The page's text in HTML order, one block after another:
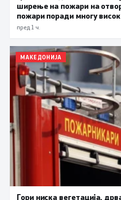
ширење на пожари на
пожари поради многу
пред 1 ч.
МАКЕДОНИЈА
Гори ниска вегетација,